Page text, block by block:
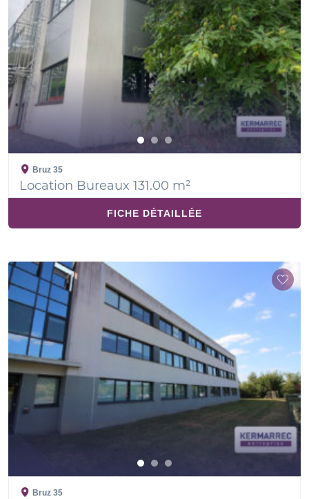
Bruz 35
Location Bureaux 131.00 m²
FICHE DÉTAILLÉE
Bruz 35